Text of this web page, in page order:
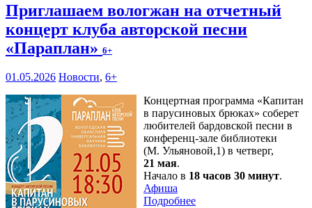
Приглашаем вологжан на отчетный
концерт клуба авторской песни
«Параплан» 6+
01.05.2026 Новости, 6+
Концертная программа «Капитан
в парусиновых брюках» соберет
любителей бардовской песни в
конференц-зале библиотеки
(М. Ульяновой,1) в четверг,
21 мая.
Начало в 18 часов 30 минут.
Афиша
Подробнее